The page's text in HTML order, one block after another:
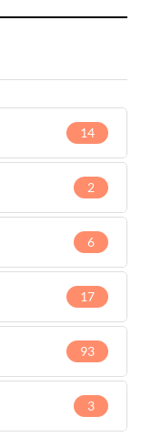
14
2
6
17
93
3